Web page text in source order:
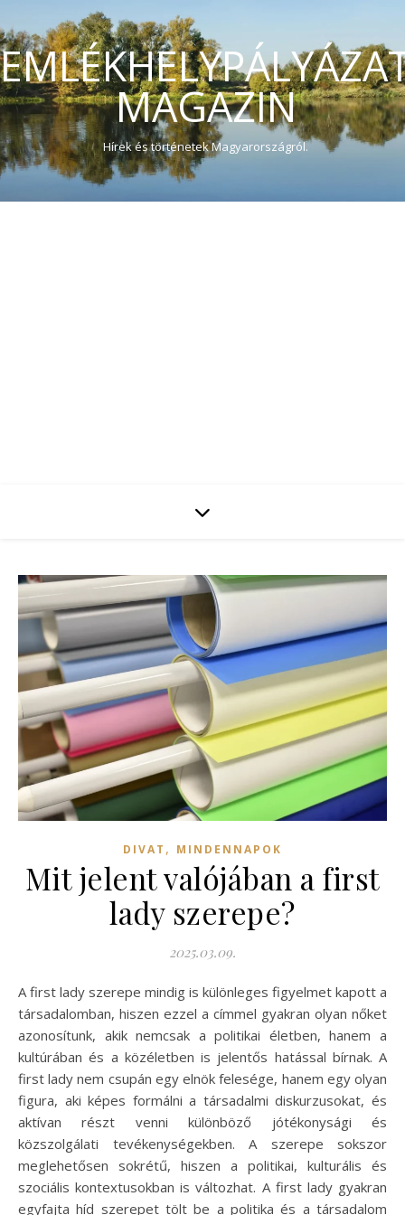
MAGAZIN
Hírek és történetek Magyarországról.
DIVAT , MINDENNAPOK
Mit jelent valójában a first
lady szerepe?
2025.03.09.
A first lady szerepe mindig is különleges figyelmet kapott a
társadalomban, hiszen ezzel a címmel gyakran olyan nőket
azonosítunk, akik nemcsak a politikai életben, hanem a
kultúrában és a közéletben is jelentős hatással bírnak. A
first lady nem csupán egy elnök felesége, hanem egy olyan
figura, aki képes formálni a társadalmi diskurzusokat, és
aktívan részt venni különböző jótékonysági és
közszolgálati tevékenységekben. A szerepe sokszor
meglehetősen sokrétű, hiszen a politikai, kulturális és
szociális kontextusokban is változhat. A first lady gyakran
egyfajta híd szerepet tölt be a politika és a társadalom